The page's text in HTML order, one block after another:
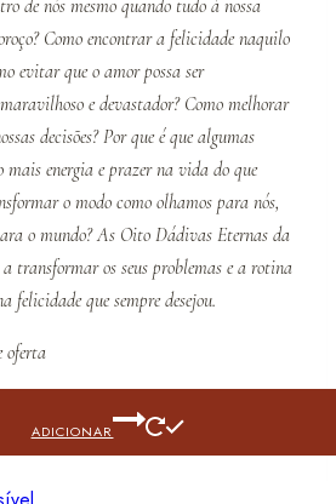
de nós mesmo quando tudo à nossa
Como encontrar a felicidade naquilo
evitar que o amor possa ser
e devastador? Como melhorar
decisões? Por que é que algumas
mais energia e prazer na vida do que
o modo como olhamos para nós,
o mundo? As Oito Dádivas Eternas da
transformar os seus problemas e a rotina
felicidade que sempre desejou.
oferta
ADICIONAR